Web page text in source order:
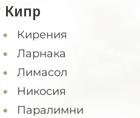
Кипр
Кирения
Ларнака
Лимасол
Никосия
Паралимни